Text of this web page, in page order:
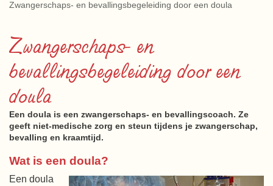
Zwangerschaps- en bevallingsbegeleiding door een doula
Zwangerschaps- en
bevallingsbegeleiding door een
doula
Een doula is een zwangerschaps- en bevallingscoach. Ze
geeft niet-medische zorg en steun tijdens je zwangerschap,
bevalling en kraamtijd.
Wat is een doula?
Een doula